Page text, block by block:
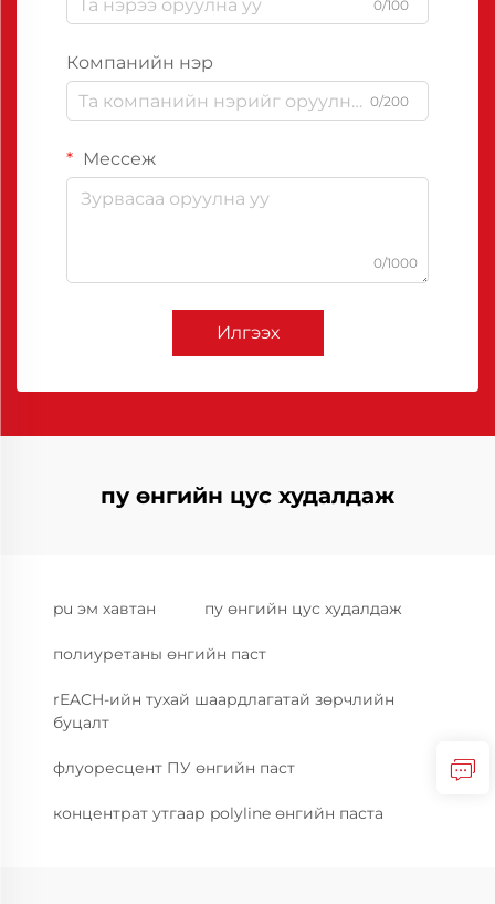
0/100
Компанийн нэр
0/200
Мессеж
0/1000
Илгээх
пу өнгийн цус худалдаж
pu эм хавтан пу өнгийн цус худалдаж
полиуретаны өнгийн паст
rEACH-ийн тухай шаардлагатай зөрчлийн
буцалт
флуоресцент ПУ өнгийн паст
концентрат утгаар polyline өнгийн паста